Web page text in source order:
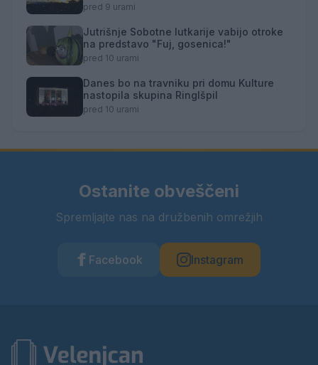
pred 9 urami
Jutrišnje Sobotne lutkarije vabijo otroke
na predstavo "Fuj, gosenica!"
pred 10 urami
Danes bo na travniku pri domu Kulture
nastopila skupina Ringlšpil
pred 10 urami
Ostanite obveščeni
Spremljajte nas na družbenih omrežjih
Facebook Instagram